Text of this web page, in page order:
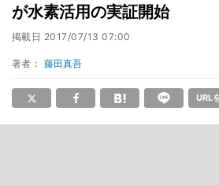
が水素活用の実証開始
掲載日 2017/07/13 07:00
著者： 藤田真吾
URL